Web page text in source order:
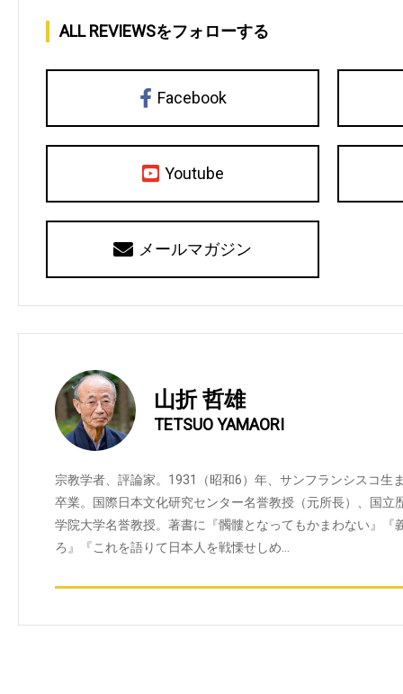
ALL REVIEWSをフォローする
Facebook
Youtube
メールマガジン
山折 哲雄
TETSUO YAMAORI
宗教学者、評論家。1931（昭和6）年、サンフランシスコ生
卒業。国際日本文化研究センター名誉教授（元所長）、国立
学院大学名誉教授。著書に『髑髏となってもかまわない』『
ろ』『これを語りて日本人を戦慄せしめ…